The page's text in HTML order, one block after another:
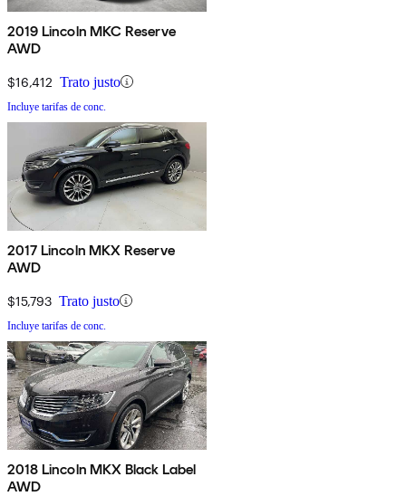
2019 Lincoln MKC Reserve
AWD
$16,412 Trato justo
Incluye tarifas de conc.
2017 Lincoln MKX Reserve
AWD
$15,793 Trato justo
Incluye tarifas de conc.
2018 Lincoln MKX Black Label
AWD